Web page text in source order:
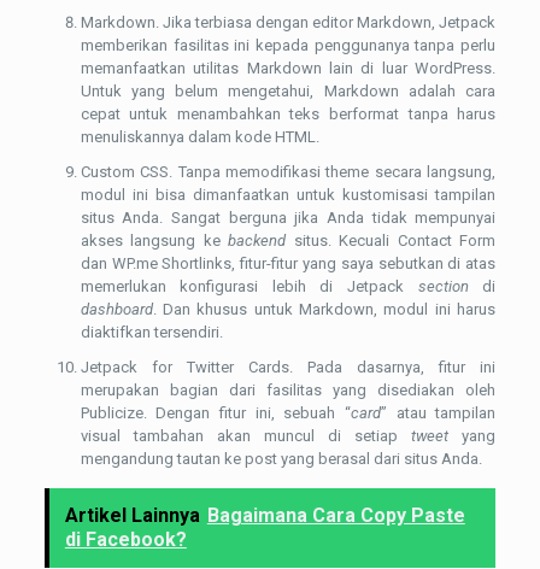
Markdown. Jika terbiasa dengan editor Markdown, Jetpack
memberikan fasilitas ini kepada penggunanya tanpa perlu
memanfaatkan utilitas Markdown lain di luar WordPress.
Untuk yang belum mengetahui, Markdown adalah cara
cepat untuk menambahkan teks berformat tanpa harus
menuliskannya dalam kode HTML.
Custom CSS. Tanpa memodifikasi theme secara langsung,
modul ini bisa dimanfaatkan untuk kustomisasi tampilan
situs Anda. Sangat berguna jika Anda tidak mempunyai
akses langsung kebackend situs. Kecuali Contact Form
dan WP.me Shortlinks, fitur-fitur yang saya sebutkan di atas
memerlukan konfigurasi lebih di Jetpack sectiondi
dashboard. Dan khusus untuk Markdown, modul ini harus
diaktifkan tersendiri.
Jetpack for Twitter Cards. Pada dasarnya, fitur ini
merupakan bagian dari fasilitas yang disediakan oleh
Publicize. Dengan fitur ini, sebuah “card” atau tampilan
visual tambahan akan muncul di setiaptweet yang
mengandung tautan ke post yang berasal dari situs Anda.
Artikel Lainnya Bagaimana Cara Copy Paste
di Facebook?